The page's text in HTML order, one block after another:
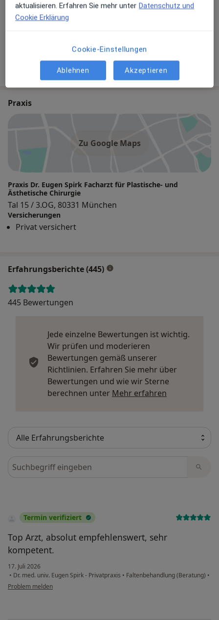
437 Bewertungen
Praxis
Zu Google Maps
Praxis Dr. Eugen Spirk Facharzt für Plastische- und
Ästhetische Chirurgie
Tal 15 / 3.OG, 80331 München
Versicherungen
Privat versichert
Erfahrungsberichte (445)
445 Bewertungen
Jede einzelne Bewertungen ist wichtig.
Wir prüfen und moderieren
Bewertungen gemäß unserer
Richtlinien. Erfahren Sie mehr über
Bewertungen und wie wir Sterne
berechnen unter Mehr erfahren
Bewertungen durchsuchen
Termin verifiziert
Top Arzt, absolut empfehlenswert, sehr
kompetent.
17. Juli 2026
• Dr. med. univ. Eugen Spirk - Privatpraxis • Faltenbehandlung (Beratung) •
Problem melden
aktualisieren. Erfahren Sie mehr unter Datenschutz und
Cookie Erklärung
Cookie-Einstellungen
Ablehnen Akzeptieren